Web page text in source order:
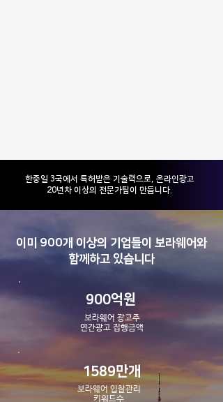
​한중일 3국에서 특허받은 기술력으로, 온라인광고
20년차 이상의 전문가팀이 만듭니다.
이미 900개 이상의 기업들이 보라웨어와
함께하고 있습니다
900억원
보라웨어 광고주
​연간광고 집행금액
1589만개
보라웨어 입찰관리
​키워드수